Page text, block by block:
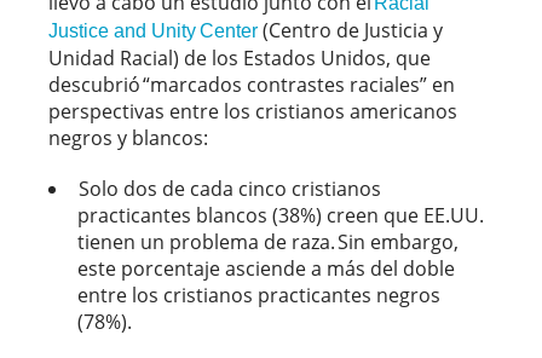
Justice and Unity Center (Centro de Justicia y
Unidad Racial) de los Estados Unidos, que
descubrió “marcados contrastes raciales” en
perspectivas entre los cristianos americanos
negros y blancos:
Solo dos de cada cinco cristianos
practicantes blancos (38%) creen que EE.UU.
tienen un problema de raza.Sin embargo,
este porcentaje asciende a más del doble
entre los cristianos practicantes negros
(78%).